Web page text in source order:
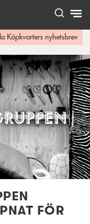
Köpkvarters nyhetsbrev
FÖR